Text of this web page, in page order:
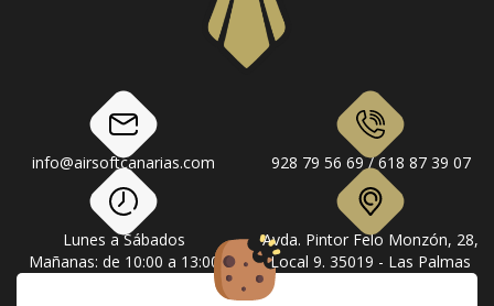
info@airsoftcanarias.com 928 79 56 69 / 618 87 39 07
Lunes a Sábados
Mañanas: de 10:00 a 13:00
Avda. Pintor Felo Monzón, 28,
Local 9. 35019 - Las Palmas